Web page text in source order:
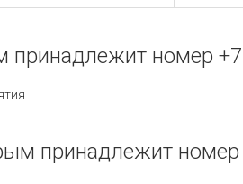
принадлежит номер
принадлежит номер